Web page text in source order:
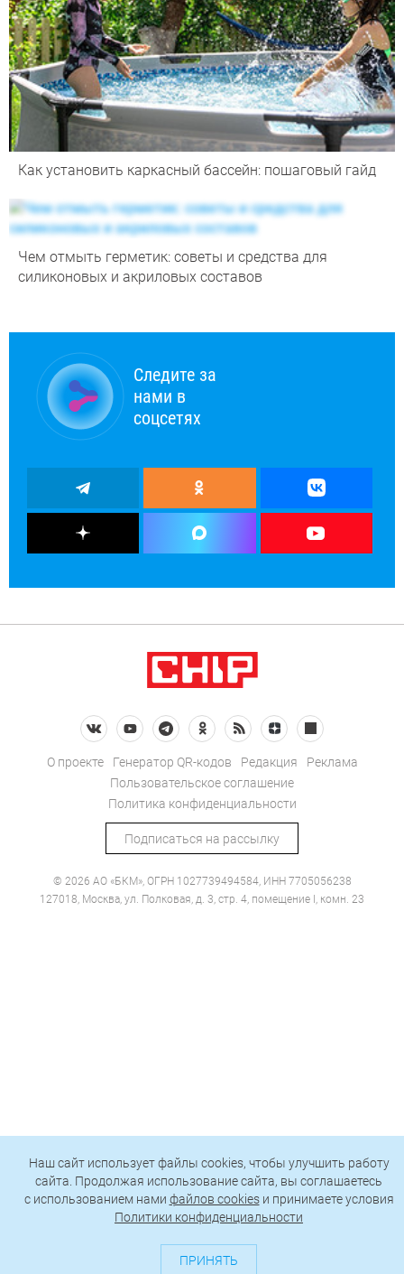
Как установить каркасный бассейн: пошаговый гайд
Чем отмыть герметик: советы и средства для
силиконовых и акриловых составов
Следите за
нами в
соцсетях
О проекте Генератор QR-кодов Редакция
Реклама
Пользовательское соглашение
Политика конфиденциальности
Подписаться на рассылку
© 2026 АО «БКМ», ОГРН 1027739494584, ИНН 7705056238
127018, Москва, ул. Полковая, д. 3, стр. 4, помещение I, комн. 23
Наш сайт использует файлы cookies, чтобы улучшить работу
сайта. Продолжая использование сайта, вы соглашаетесь
c использованием нами файлов cookiesи принимаете условия
Политики конфиденциальности
ПРИНЯТЬ